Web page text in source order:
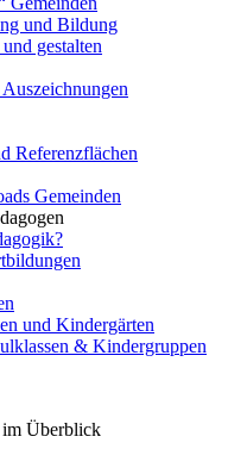
und Bildung
gestalten
Referenzflächen
Gemeinden
und Kindergärten
& Kindergruppen
im Überblick